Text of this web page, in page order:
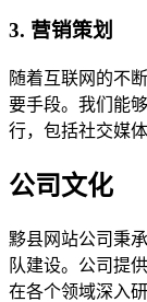
3. 营销策划
随着互联网的不
要手段。我们能
行，包括社交媒
公司文化
黟县网站公司秉
队建设。公司提
在各个领域深入